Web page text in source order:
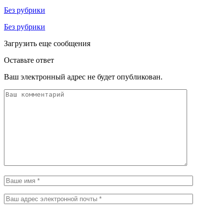
Без рубрики
Без рубрики
Загрузить еще сообщения
Оставьте ответ
Ваш электронный адрес не будет опубликован.